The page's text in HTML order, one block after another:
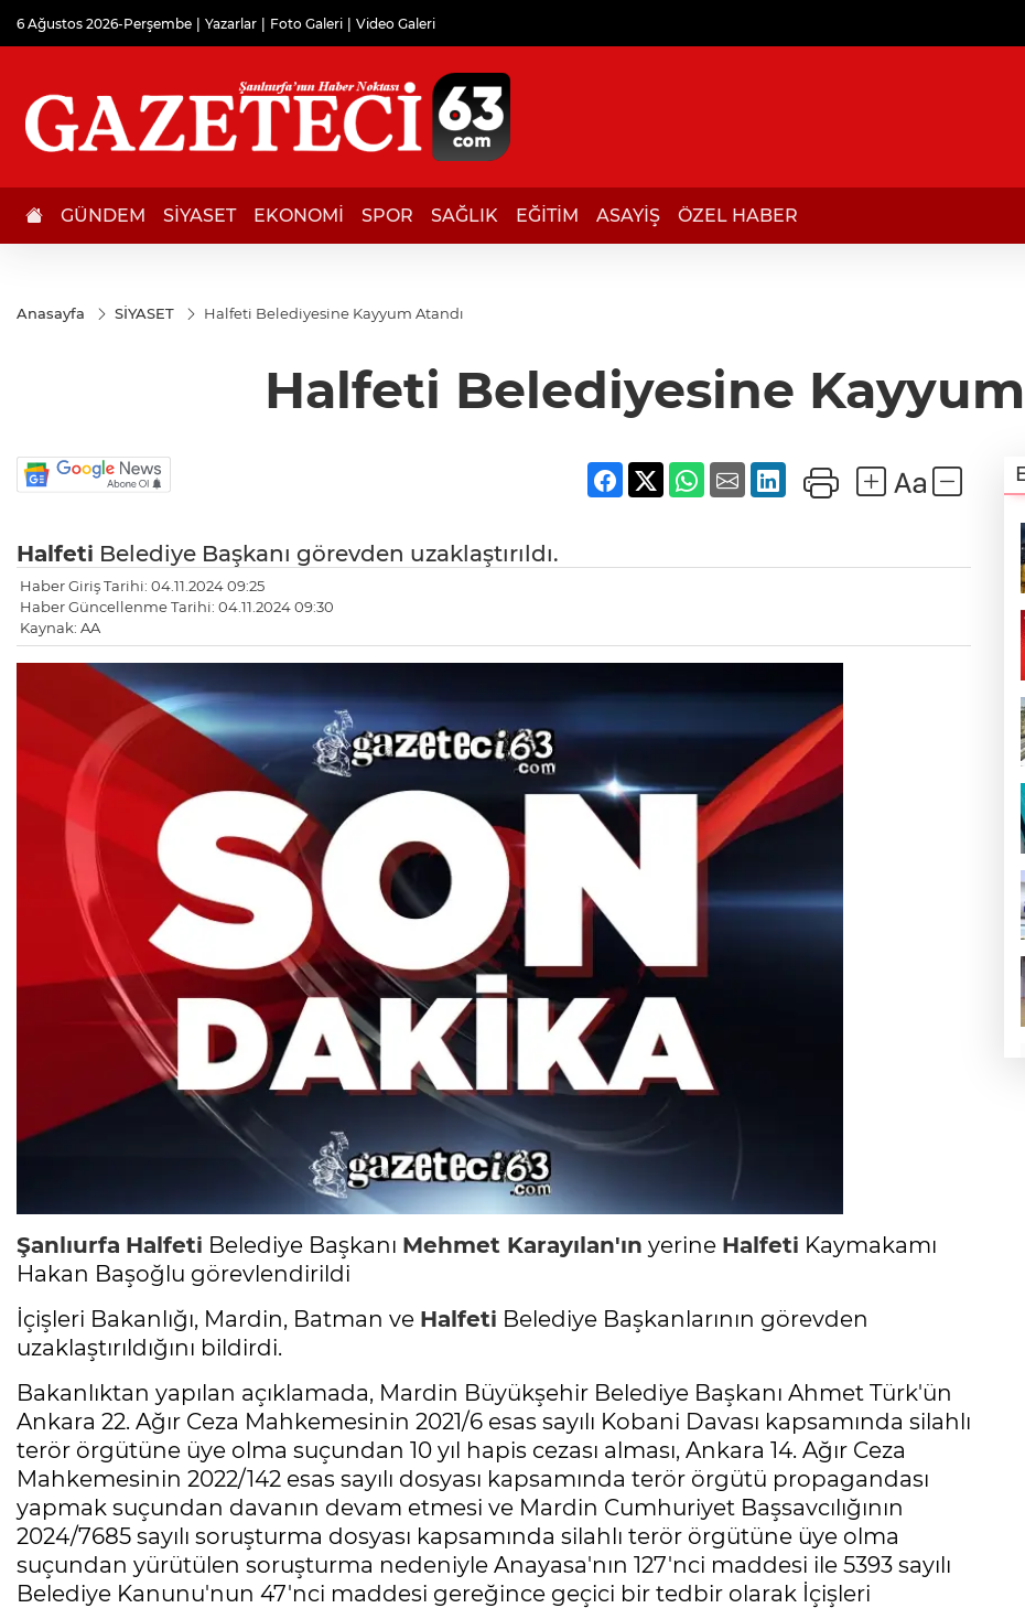
6 Ağustos 2026-Perşembe Yazarlar Foto Galeri Video Galeri
GÜNDEM SİYASET EKONOMİ SPOR SAĞLIK EĞİTİM ASAYİŞ ÖZEL HABER
Anasayfa SİYASET Halfeti Belediyesine Kayyum Atandı
Halfeti Belediyesine
Halfeti Belediye Başkanı görevden uzaklaştırıldı.
Haber Giriş Tarihi: 04.11.2024 09:25
Haber Güncellenme Tarihi: 04.11.2024 09:30
Kaynak: AA
Şanlıurfa Halfeti Belediye Başkanı Mehmet Karayılan'ın yerine Halfeti Kaymakamı
Hakan Başoğlu görevlendirildi
İçişleri Bakanlığı, Mardin, Batman ve Halfeti Belediye Başkanlarının görevden
uzaklaştırıldığını bildirdi.
Bakanlıktan yapılan açıklamada, Mardin Büyükşehir Belediye Başkanı Ahmet Türk'ün
Ankara 22. Ağır Ceza Mahkemesinin 2021/6 esas sayılı Kobani Davası kapsamında silahlı
terör örgütüne üye olma suçundan 10 yıl hapis cezası alması, Ankara 14. Ağır Ceza
Mahkemesinin 2022/142 esas sayılı dosyası kapsamında terör örgütü propagandası
yapmak suçundan davanın devam etmesi ve Mardin Cumhuriyet Başsavcılığının
2024/7685 sayılı soruşturma dosyası kapsamında silahlı terör örgütüne üye olma
suçundan yürütülen soruşturma nedeniyle Anayasa'nın 127'nci maddesi ile 5393 sayılı
Belediye Kanunu'nun 47'nci maddesi gereğince geçici bir tedbir olarak İçişleri